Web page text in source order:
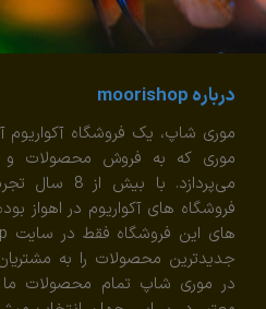
درباره moorishop
موری شاپ، یک فروشگاه
موری که به فروش محصولات و
می‌پردازد.
فروشگاه های آکواریوم در اهواز
جدیدترین محصولات را به
در موری شاپ تمام محصولات ما